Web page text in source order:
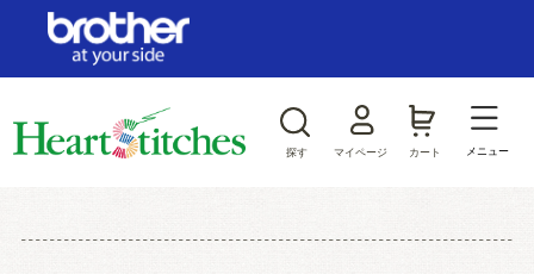
探す マイページ カート メニュー
ログイン/新規会員登録